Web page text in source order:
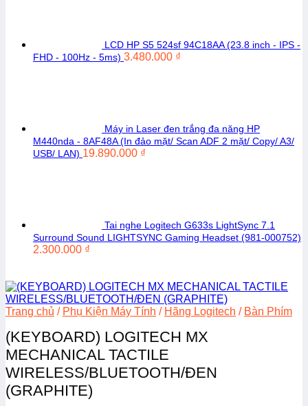
LCD HP S5 524sf 94C18AA (23.8 inch - IPS -
FHD - 100Hz - 5ms) 3.480.000 ₫
Máy in Laser đen trắng đa năng HP
M440nda - 8AF48A (In đảo mặt/ Scan ADF 2 mặt/ Copy/ A3/
USB/ LAN) 19.890.000 ₫
Tai nghe Logitech G633s LightSync 7.1
Surround Sound LIGHTSYNC Gaming Headset (981-000752)
2.300.000 ₫
Trang chủ / Phụ Kiện Máy Tính / Hãng Logitech / Bàn Phím
(KEYBOARD) LOGITECH MX
MECHANICAL TACTILE
WIRELESS/BLUETOOTH/ĐEN
(GRAPHITE)